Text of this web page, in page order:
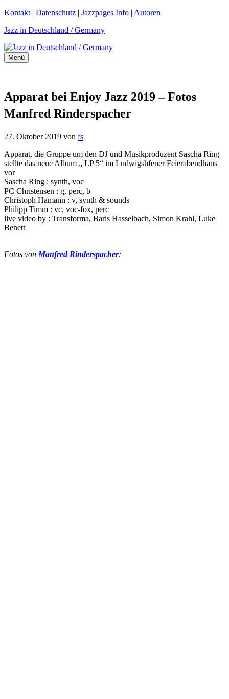
Zum
springen
Kontakt | Datenschutz | Jazzpages Info | Autoren
Jazz in Deutschland / Germany
Menü
Apparat bei Enjoy Jazz 2019 – Fotos
Manfred Rinderspacher
27. Oktober 2019 von fs
Apparat, die Gruppe um den DJ und Musikproduzent Sascha Ring
stellte das neue Album „ LP 5“ im Ludwigshfener Feierabendhaus
vor
Sascha Ring : synth, voc
PC Christensen : g, perc, b
Christoph Hamann : v, synth & sounds
Philipp Timm : vc, voc-fox, perc
live video by : Transforma, Baris Hasselbach, Simon Krahl, Luke
Benett
Fotos von Manfred Rinderspacher: